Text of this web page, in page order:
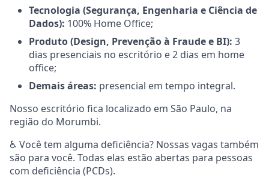
Tecnologia (Segurança, Engenharia e Ciência de
Dados): 100% Home Office;
Produto (Design, Prevenção à Fraude e BI): 3
dias presenciais no escritório e 2 dias em home
office;
Demais áreas: presencial em tempo integral.
Nosso escritório fica localizado em São Paulo, na
região do Morumbi.
♿ Você tem alguma deficiência? Nossas vagas também
são para você. Todas elas estão abertas para pessoas
com deficiência (PCDs).